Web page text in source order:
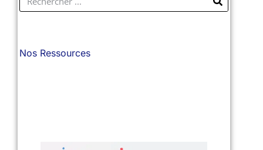
Nos Ressources